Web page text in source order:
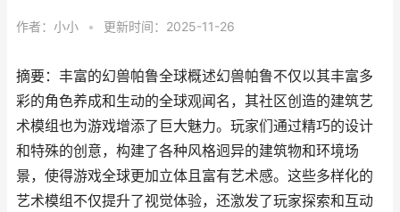
作者： 小小 • 更新时间：2025-11-26
摘要：丰富的幻兽帕鲁全球概述幻兽帕鲁不仅以其丰富多
彩的角色养成和生动的全球观闻名，其社区创造的建筑艺
术模组也为游戏增添了巨大魅力。玩家们通过精巧的设计
和特殊的创意，构建了各种风格迥异的建筑物和环境场
景，使得游戏全球更加立体且富有艺术感。这些多样化的
艺术模组不仅提升了视觉体验，还激发了玩家探索和互动